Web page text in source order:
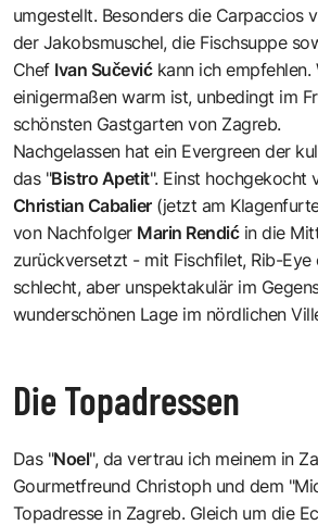
umgestellt. Besonders die Carpaccios
der Jakobsmuschel, die Fischsuppe
Chef Ivan Sučevićkann ich empfehlen.
einigermaßen warm ist, unbedingt im
schönsten Gastgarten von Zagreb.
Nachgelassen hat ein Evergreen der
das "Bistro Apetit". Einst hochgekocht
Christian Cabalier (jetzt am
von Nachfolger Marin Rendićin die
zurückversetzt - mit Fischfilet, Rib-Eye
schlecht, aber unspektakulär im
wunderschönen Lage im nördlichen
Die Topadressen
Das "Noel", da vertrau ich meinem in
Gourmetfreund Christoph und dem
Topadresse in Zagreb. Gleich um die